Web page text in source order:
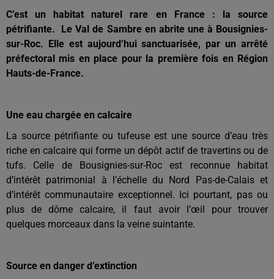
C’est un habitat naturel rare en France : la source
pétrifiante. Le Val de Sambre en abrite une à Bousignies-
sur-Roc. Elle est aujourd’hui sanctuarisée, par un arrêté
préfectoral mis en place pour la première fois en Région
Hauts-de-France.
Une eau chargée en calcaire
La source pétrifiante ou tufeuse est une source d’eau très
riche en calcaire qui forme un dépôt actif de travertins ou de
tufs. Celle de Bousignies-sur-Roc est reconnue habitat
d’intérêt patrimonial à l’échelle du Nord Pas-de-Calais et
d’intérêt communautaire exceptionnel. Ici pourtant, pas ou
plus de dôme calcaire, il faut avoir l’œil pour trouver
quelques morceaux dans la veine suintante.
Source en danger d’extinction